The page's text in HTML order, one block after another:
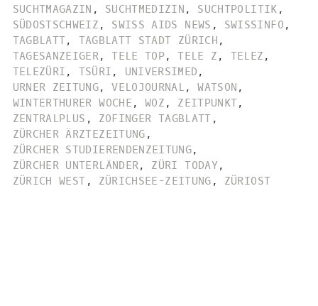
SUCHTMAGAZIN , SUCHTMEDIZIN , SUCHTPOLITIK ,
SÜDOSTSCHWEIZ , SWISS AIDS NEWS , SWISSINFO ,
TAGBLATT, TAGBLATT STADT ZÜRICH ,
TAGESANZEIGER, TELE TOP, TELE Z , TELEZ ,
TELEZÜRI , TSÜRI , UNIVERSIMED ,
URNER ZEITUNG, VELOJOURNAL , WATSON ,
WINTERTHURER WOCHE , WOZ , ZEITPUNKT,
ZENTRALPLUS , ZOFINGER TAGBLATT ,
ZÜRCHER ÄRZTEZEITUNG ,
ZÜRCHER STUDIERENDENZEITUNG,
ZÜRCHER UNTERLÄNDER, ZÜRI TODAY,
ZÜRICH WEST , ZÜRICHSEE-ZEITUNG , ZÜRIOST